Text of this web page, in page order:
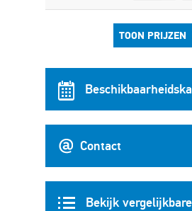
TOON PRIJZEN
Contact
Bekijk